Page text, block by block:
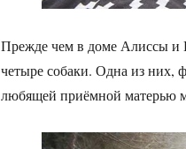
Прежде чем в доме Алиссы и
четыре собаки. Одна из них,
любящей приёмной матерью